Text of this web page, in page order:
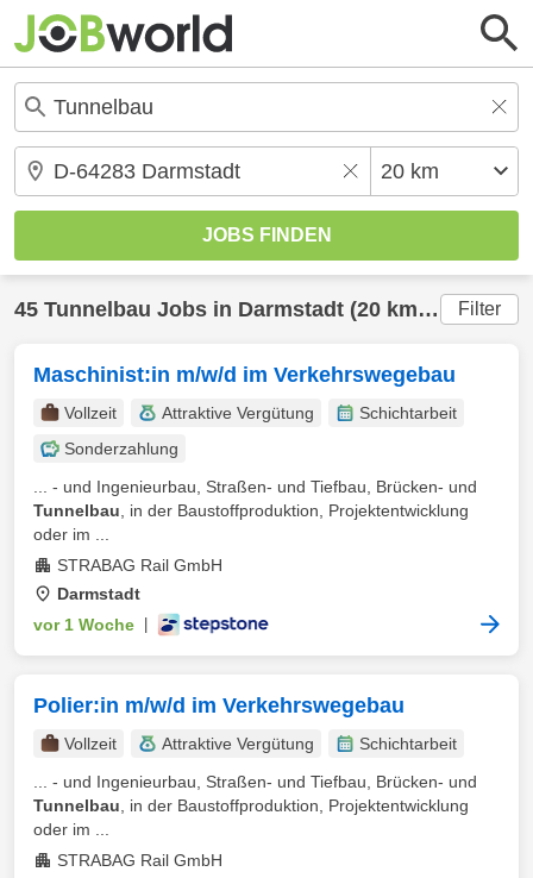
45 Tunnelbau Jobs in Darmstadt (20 km) gefunden Filter
Maschinist:in m/w/d im Verkehrswegebau
Vollzeit Attraktive Vergütung
Schichtarbeit
Sonderzahlung
... - und Ingenieurbau, Straßen- und Tiefbau, Brücken- und
Tunnelbau , in der Baustoffproduktion, Projektentwicklung
oder im ...
STRABAG Rail GmbH
Darmstadt
vor 1 Woche
Polier:in m/w/d im Verkehrswegebau
Vollzeit Attraktive Vergütung
Schichtarbeit
... - und Ingenieurbau, Straßen- und Tiefbau, Brücken- und
Tunnelbau , in der Baustoffproduktion, Projektentwicklung
oder im ...
STRABAG Rail GmbH